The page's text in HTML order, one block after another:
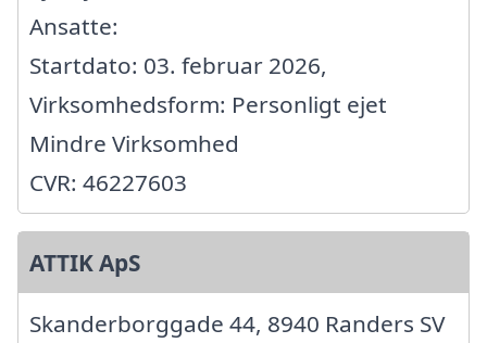
Ansatte:
Startdato: 03. februar 2026,
Virksomhedsform: Personligt ejet
Mindre Virksomhed
CVR: 46227603
ATTIK ApS
Skanderborggade 44, 8940 Randers SV